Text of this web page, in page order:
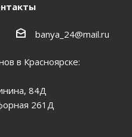
banya_24@mail.ru
в Красноярске:
84Д
261Д